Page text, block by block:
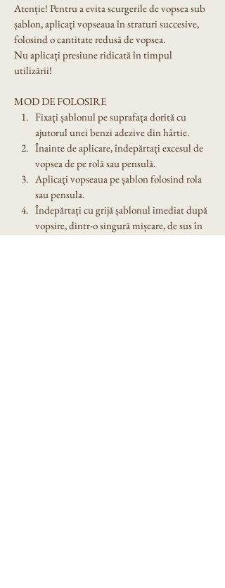
Atenție! Pentru a evita scurgerile de vopsea sub
șablon, aplicați vopseaua în straturi succesive,
folosind o cantitate redusă de vopsea.
Nu aplicați presiune ridicată în timpul
utilizării!
MOD DE FOLOSIRE
Fixați șablonul pe suprafața dorită cu
ajutorul unei benzi adezive din hârtie.
Înainte de aplicare, îndepărtați excesul de
vopsea de pe rolă sau pensulă.
Aplicați vopseaua pe șablon folosind rola
sau pensula.
Îndepărtați cu grijă șablonul imediat după
vopsire, dintr-o singură mișcare, de sus în